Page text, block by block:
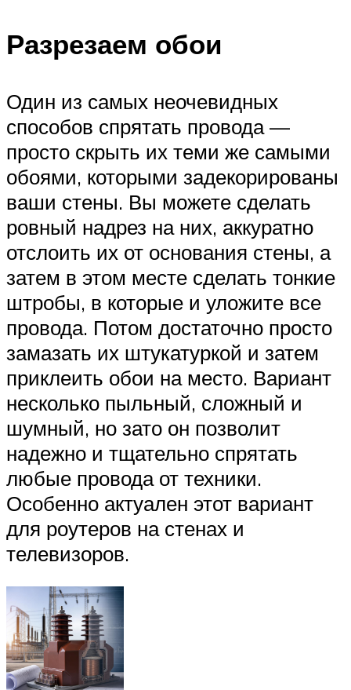
Разрезаем обои
Один из самых неочевидных
способов спрятать провода —
просто скрыть их теми же самыми
обоями, которыми задекорированы
ваши стены. Вы можете сделать
ровный надрез на них, аккуратно
отслоить их от основания стены, а
затем в этом месте сделать тонкие
штробы, в которые и уложите все
провода. Потом достаточно просто
замазать их штукатуркой и затем
приклеить обои на место. Вариант
несколько пыльный, сложный и
шумный, но зато он позволит
надежно и тщательно спрятать
любые провода от техники.
Особенно актуален этот вариант
для роутеров на стенах и
телевизоров.